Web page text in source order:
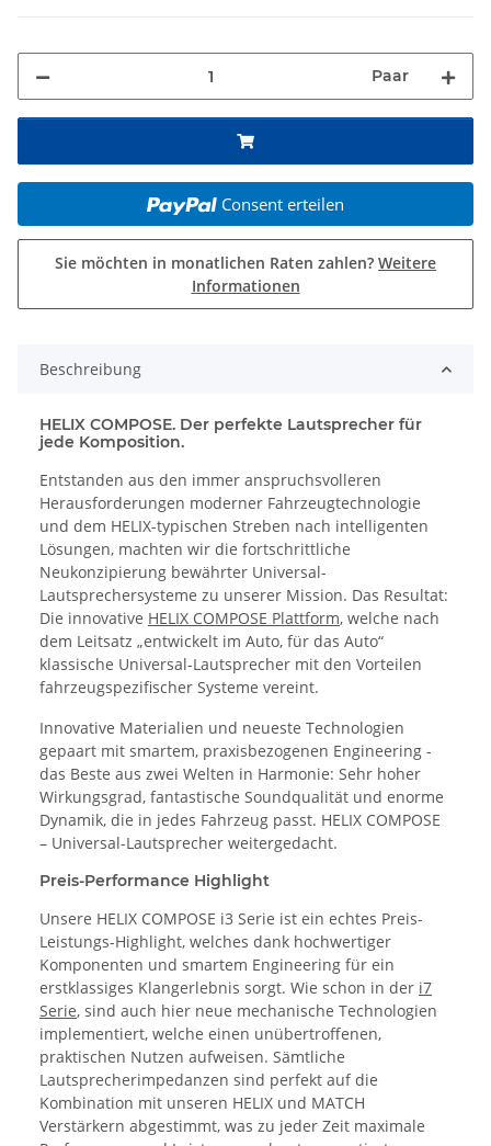
Paar
Consent erteilen
Sie möchten in monatlichen Raten zahlen? Weitere
Informationen
Beschreibung
HELIX COMPOSE. Der perfekte Lautsprecher für
jede Komposition.
Entstanden aus den immer anspruchsvolleren
Herausforderungen moderner Fahrzeugtechnologie
und dem HELIX-typischen Streben nach intelligenten
Lösungen, machten wir die fortschrittliche
Neukonzipierung bewährter Universal-
Lautsprechersysteme zu unserer Mission. Das Resultat:
Die innovative HELIX COMPOSE Plattform, welche nach
dem Leitsatz „entwickelt im Auto, für das Auto“
klassische Universal-Lautsprecher mit den Vorteilen
fahrzeugspezifischer Systeme vereint.
Innovative Materialien und neueste Technologien
gepaart mit smartem, praxisbezogenen Engineering -
das Beste aus zwei Welten in Harmonie: Sehr hoher
Wirkungsgrad, fantastische Soundqualität und enorme
Dynamik, die in jedes Fahrzeug passt. HELIX COMPOSE
– Universal-Lautsprecher weitergedacht.
Preis-Performance Highlight
Unsere HELIX COMPOSE i3 Serie ist ein echtes Preis-
Leistungs-Highlight, welches dank hochwertiger
Komponenten und smartem Engineering für ein
erstklassiges Klangerlebnis sorgt. Wie schon in der i7
Serie, sind auch hier neue mechanische Technologien
implementiert, welche einen unübertroffenen,
praktischen Nutzen aufweisen. Sämtliche
Lautsprecherimpedanzen sind perfekt auf die
Kombination mit unseren HELIX und MATCH
Verstärkern abgestimmt, was zu jeder Zeit maximale